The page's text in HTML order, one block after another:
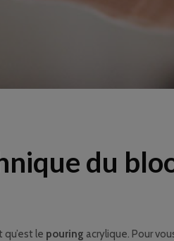
du
le pouring acrylique. Pour